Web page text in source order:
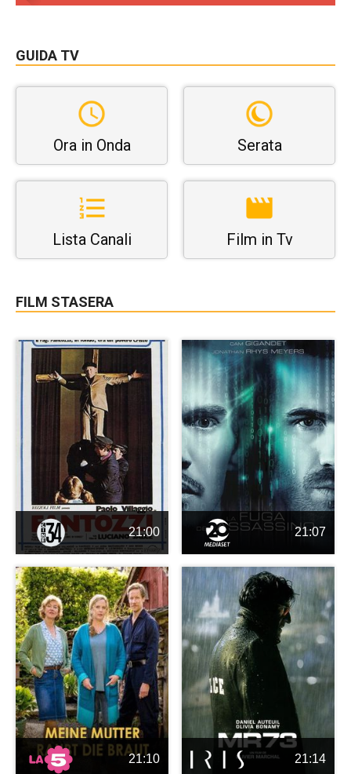
GUIDA TV
Ora in Onda Serata
Lista Canali Film in Tv
FILM STASERA
21:00 21:07
21:10 21:14